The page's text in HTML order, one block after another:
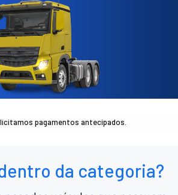
pagamentos antecipados.
da categoria?